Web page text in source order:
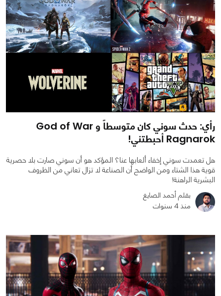
1096
0
0
رأي: حدث سوني كان متوسطاً و God of War
Ragnarok أحبطتني!
هل تعمدت سوني إخفاء ألعابها عنا؟ المؤكد هو أن سوني صارت بلا حصرية
قوية هذا الشتاء ومن الواضح أن الصناعة لا تزال تعاني من الظروف
البشرية الراهنة!
بقلم أحمد الصايغ
منذ 4 سنوات